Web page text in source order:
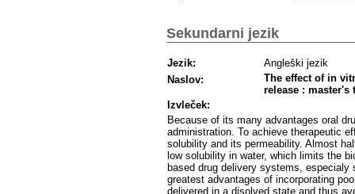
Sekundarni jezik
Jezik:
Angleški jezik
Naslov:
The effect of in
release : master's
Izvleček:
Because of its many advantages oral
administration. To achieve therapeutic
solubility and its permeability. Almost
low solubility in water, which limits the
based drug delivery systems,
greatest advantages of incorporating
delivered in a disolved state and thus